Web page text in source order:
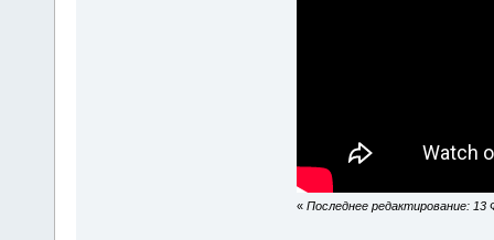
« Последнее редактирование: 13